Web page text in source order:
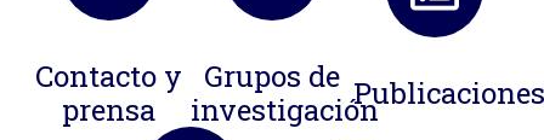
Contacto y
prensa
Grupos de
investigación